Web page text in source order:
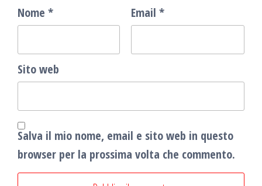
Nome * Email *
Sito web
Salva il mio nome, email e sito web in questo
browser per la prossima volta che commento.